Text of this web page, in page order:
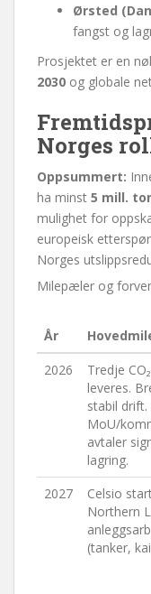
Ørsted
fangst og
Prosjektet er en
2030 og globale
Norges
Oppsummert:
ha minst 5 mill.
mulighet for
europeisk
Norges
Milepæler og
År
2026
Tredje
leveres.
stabil drift.
MoU/
avtaler
lagring.
2027
Celsio
Northern
(tanker,